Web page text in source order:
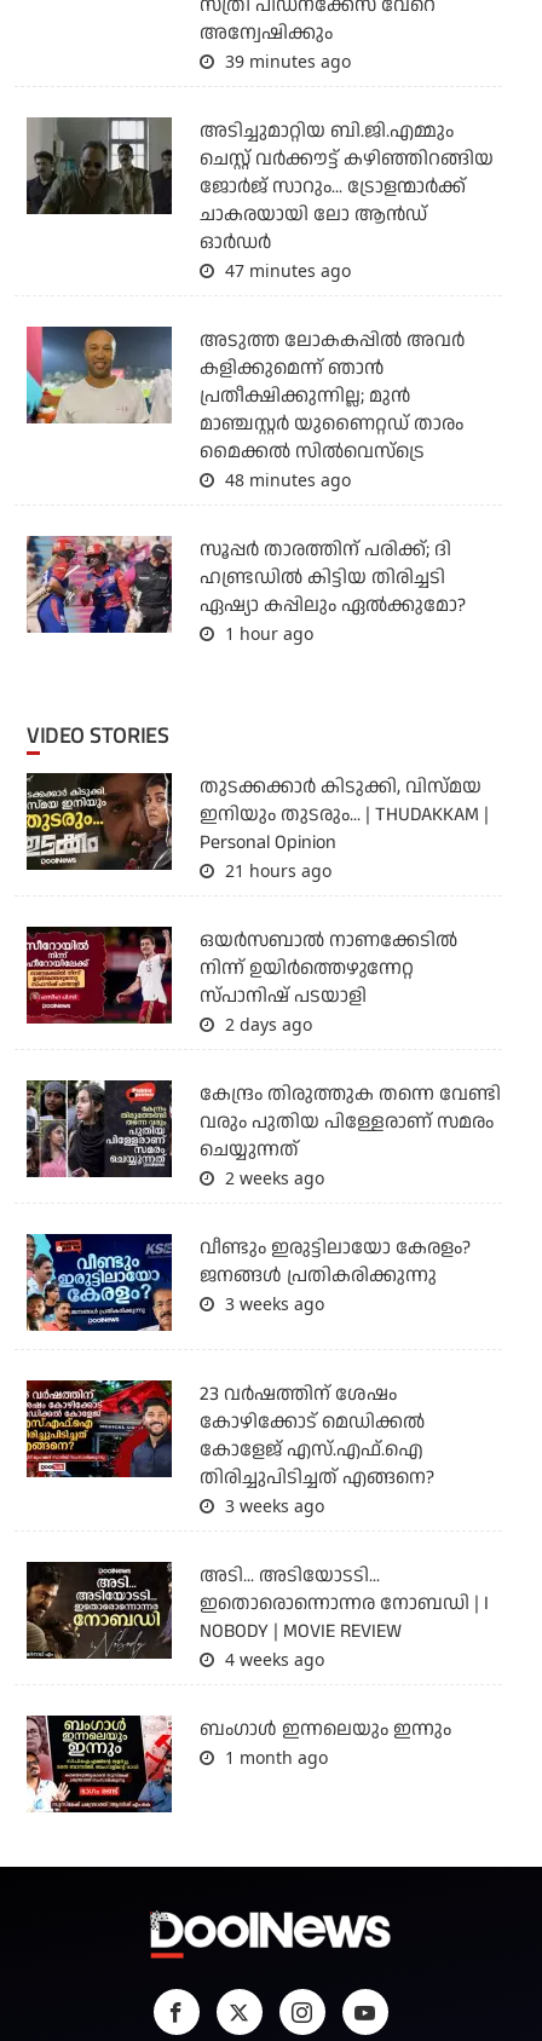
അന്വേഷിക്കും
39 minutes ago
അടിച്ചുമാറ്റിയ ബി.ജി.എമ്മും
ചെസ്റ്റ് വര്‍ക്കൗട്ട് കഴിഞ്ഞിറങ്ങിയ
ജോര്‍ജ് സാറും... ട്രോളന്മാര്‍ക്ക്
ചാകരയായി ലോ ആന്‍ഡ്
ഓര്‍ഡര്‍
47 minutes ago
അടുത്ത ലോകകപ്പില്‍ അവര്‍
കളിക്കുമെന്ന് ഞാന്‍
പ്രതീക്ഷിക്കുന്നില്ല; മുന്‍
മാഞ്ചസ്റ്റര്‍ യുണൈറ്റഡ് താരം
മൈക്കൽ സില്‍വെസ്‌ട്രെ
48 minutes ago
സൂപ്പര്‍ താരത്തിന് പരിക്ക്; ദി
ഹണ്ട്രഡില്‍ കിട്ടിയ തിരിച്ചടി
ഏഷ്യാ കപ്പിലും ഏല്‍ക്കുമോ?
1 hour ago
VIDEO STORIES
തുടക്കക്കാര്‍ കിടുക്കി, വിസ്മയ
ഇനിയും തുടരും... | THUDAKKAM |
Personal Opinion
21 hours ago
ഒയര്‍സബാൽ നാണക്കേടിൽ
നിന്ന് ഉയിർത്തെഴുന്നേറ്റ
സ്പാനിഷ് പടയാളി
2 days ago
കേന്ദ്രം തിരുത്തുക തന്നെ വേണ്ടി
വരും പുതിയ പിള്ളേരാണ് സമരം
ചെയ്യുന്നത്
2 weeks ago
വീണ്ടും ഇരുട്ടിലായോ കേരളം?
ജനങ്ങൾ പ്രതികരിക്കുന്നു
3 weeks ago
23 വർഷത്തിന് ശേഷം
കോഴിക്കോട് മെഡിക്കൽ
കോളേജ് എസ്.എഫ്.ഐ
തിരിച്ചുപിടിച്ചത് എങ്ങനെ?
3 weeks ago
അടി... അടിയോടടി...
ഇതൊരൊന്നൊന്നര നോബഡി | I
NOBODY | MOVIE REVIEW
4 weeks ago
ബംഗാള്‍ ഇന്നലെയും ഇന്നും
1 month ago